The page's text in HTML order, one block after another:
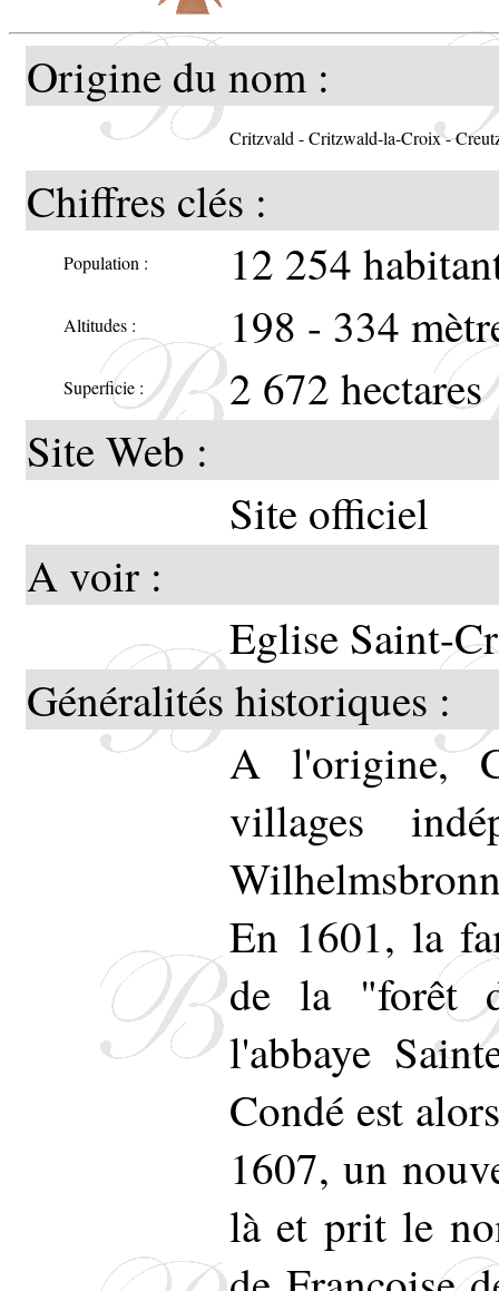
A
trois
la-
la-
Voir
Origine du nom :
Critzvald - Critzwald-la-Croix -
Chiffres clés :
Population : 12 254
Altitudes : 198 - 334
Superficie :
2 672 hectares
Site Web :
Site officiel
A voir :
Eglise Saint-
Généralités historiques :
A l'origine,
villages
En 1601, la
de la "forêt
l'abbaye
Condé est
1607, un
là et prit le